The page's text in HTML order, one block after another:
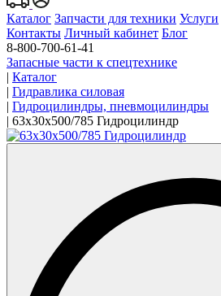
Каталог Запчасти для техники Услуги
Контакты Личный кабинет Блог
8-800-700-61-41
Запасные части к спецтехнике
| Каталог
| Гидравлика силовая
| Гидроцилиндры, пневмоцилиндры
| 63x30х500/785 Гидроцилиндр